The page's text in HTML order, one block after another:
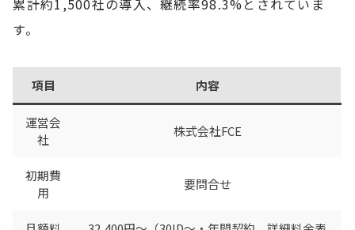
累計約1,500社の導入、継続率98.3%とされていま
す。
項目 内容
運営会
社
株式会社FCE
初期費
用
要問合せ